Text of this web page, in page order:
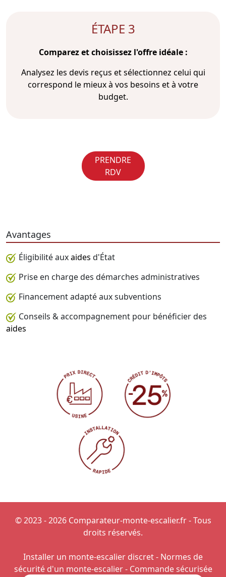
ÉTAPE 3
Comparez et choisissez l'offre idéale :
Analysez les devis reçus et sélectionnez celui qui
correspond le mieux à vos besoins et à votre
budget.
PRENDRE
RDV
Avantages
Éligibilité auxaides d'État
Prise en charge des démarches administratives
Financement adapté aux subventions
Conseils & accompagnement pour bénéficier des
aides
© 2023 - 2026 Comparateur-monte-escalier.fr - Tous
droits réservés.
Installer un monte-escalier discret- Normes de
sécurité d'un monte-escalier - Commande sécurisée